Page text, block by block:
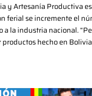
y Artesanía Productiva
ferial se incremente el
la industria nacional.
hecho en